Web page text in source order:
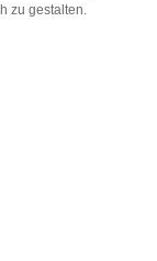
zu gestalten.